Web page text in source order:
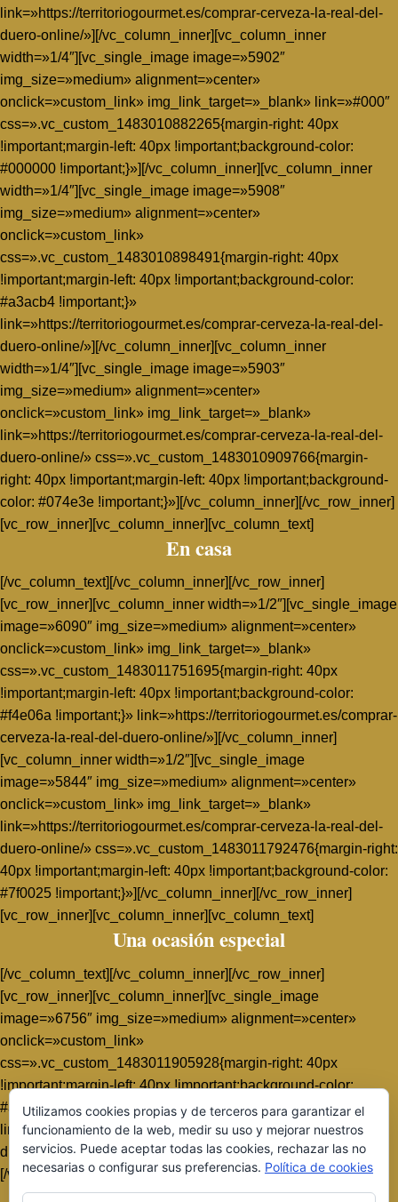
link=»https://territoriogourmet.es/comprar-cerveza-la-real-del-
duero-online/»][/vc_column_inner][vc_column_inner
width=»1/4″][vc_single_image image=»5902″
img_size=»medium» alignment=»center»
onclick=»custom_link» img_link_target=»_blank» link=»#000″
css=».vc_custom_1483010882265{margin-right: 40px
!important;margin-left: 40px !important;background-color:
#000000 !important;}»][/vc_column_inner][vc_column_inner
width=»1/4″][vc_single_image image=»5908″
img_size=»medium» alignment=»center»
onclick=»custom_link»
css=».vc_custom_1483010898491{margin-right: 40px
!important;margin-left: 40px !important;background-color:
#a3acb4 !important;}»
link=»https://territoriogourmet.es/comprar-cerveza-la-real-del-
duero-online/»][/vc_column_inner][vc_column_inner
width=»1/4″][vc_single_image image=»5903″
img_size=»medium» alignment=»center»
onclick=»custom_link» img_link_target=»_blank»
link=»https://territoriogourmet.es/comprar-cerveza-la-real-del-
duero-online/» css=».vc_custom_1483010909766{margin-
right: 40px !important;margin-left: 40px !important;background-
color: #074e3e !important;}»][/vc_column_inner][/vc_row_inner]
[vc_row_inner][vc_column_inner][vc_column_text]
En casa
[/vc_column_text][/vc_column_inner][/vc_row_inner]
[vc_row_inner][vc_column_inner width=»1/2″][vc_single_image
image=»6090″ img_size=»medium» alignment=»center»
onclick=»custom_link» img_link_target=»_blank»
css=».vc_custom_1483011751695{margin-right: 40px
!important;margin-left: 40px !important;background-color:
#f4e06a !important;}» link=»https://territoriogourmet.es/comprar-
cerveza-la-real-del-duero-online/»][/vc_column_inner]
[vc_column_inner width=»1/2″][vc_single_image
image=»5844″ img_size=»medium» alignment=»center»
onclick=»custom_link» img_link_target=»_blank»
link=»https://territoriogourmet.es/comprar-cerveza-la-real-del-
duero-online/» css=».vc_custom_1483011792476{margin-right:
40px !important;margin-left: 40px !important;background-color:
#7f0025 !important;}»][/vc_column_inner][/vc_row_inner]
[vc_row_inner][vc_column_inner][vc_column_text]
Una ocasión especial
[/vc_column_text][/vc_column_inner][/vc_row_inner]
[vc_row_inner][vc_column_inner][vc_single_image
image=»6756″ img_size=»medium» alignment=»center»
onclick=»custom_link»
css=».vc_custom_1483011905928{margin-right: 40px
!important;margin-left: 40px !important;background-color:
#ae8b21 !important;}»
link=»https://territoriogourmet.es/comprar-cerveza-la-real-del-
duero-online/»][/vc_column_inner][/vc_row_inner][/vc_column]
[/vc_row]
Utilizamos cookies propias y de terceros para garantizar el
funcionamiento de la web, medir su uso y mejorar nuestros
servicios. Puede aceptar todas las cookies, rechazar las no
necesarias o configurar sus preferencias. Política de cookies